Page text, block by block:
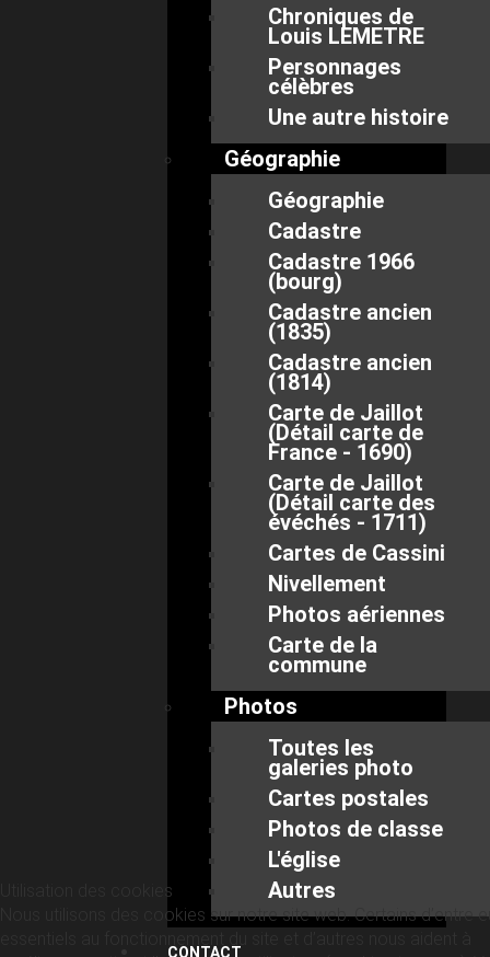
Chroniques de
Louis LEMETRE
Personnages
célèbres
Une autre histoire
Géographie
Géographie
Cadastre
Cadastre 1966
(bourg)
Cadastre ancien
(1835)
Cadastre ancien
(1814)
Carte de Jaillot
(Détail carte de
France - 1690)
Carte de Jaillot
(Détail carte des
évéchés - 1711)
Cartes de Cassini
Nivellement
Photos aériennes
Carte de la
commune
Photos
Toutes les
galeries photo
Cartes postales
Photos de classe
L'église
Autres
CONTACT
Utilisation des cookies
Nous utilisons des cookies sur notre site web. Certains d’entre